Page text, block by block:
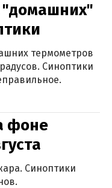
"домашних"
термометров
Синоптики
фоне
Синоптики